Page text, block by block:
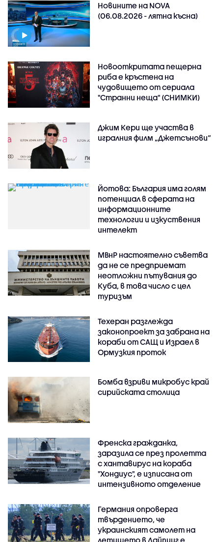
Новините на NOVA
(06.08.2026 - лятна късна)
Новооткритата пещерна
риба е кръстена на
чудовището от сериала
"Странни неща" (СНИМКИ)
Джим Кери ще участва в
игралния филм „Джетсънови“
Йотова: България има голям
потенциал в сферата на
информационните
технологии и изкуствения
интелект
МВнР настоятелно съветва
да не се предприемат
неотложни пътувания до
Куба, в това число с цел
туризъм
Техеран разглежда
законопроект за забрана на
кораби от САЩ и Израел в
Ормузкия проток
Бомба взриви микробус край
сирийската столица
Френска гражданка,
заразила се през пролетта
с хантавирус на кораба
"Хондиус", е изписана от
интензивното отделение
Германия опроверга
твърдението, че
украинският самолет на